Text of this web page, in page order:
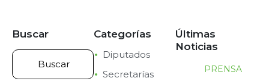
Buscar Categorías
Diputados
Secretarías
Últimas
Noticias
PRENSA